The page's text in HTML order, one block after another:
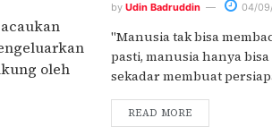
oleh
by Udin Badruddin 04/
"Manusia tak bisa
pasti, manusia hanya
sekadar membuat
READ MORE